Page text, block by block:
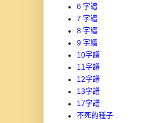
6 字譜
7 字譜
8 字譜
9 字譜
10字譜
11字譜
12字譜
13字譜
17字譜
不死的種子